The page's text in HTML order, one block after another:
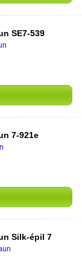
SE7-539
7-921e
Silk-épil 7